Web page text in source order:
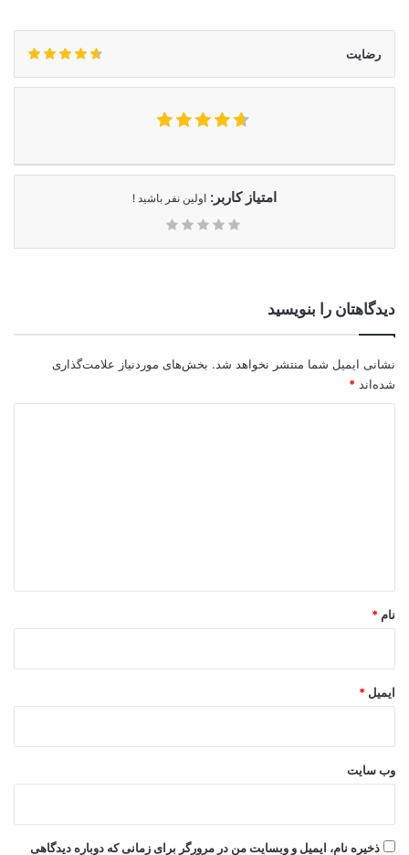
رضایت
امتیاز کاربر: اولین نفر باشید !
دیدگاهتان را بنویسید
نشانی ایمیل شما منتشر نخواهد شد. بخش‌های موردنیاز علامت‌گذاری
شده‌اند *
نام *
ایمیل *
وب‌ سایت
ذخیره نام، ایمیل و وبسایت من در مرورگر برای زمانی که دوباره دیدگاهی